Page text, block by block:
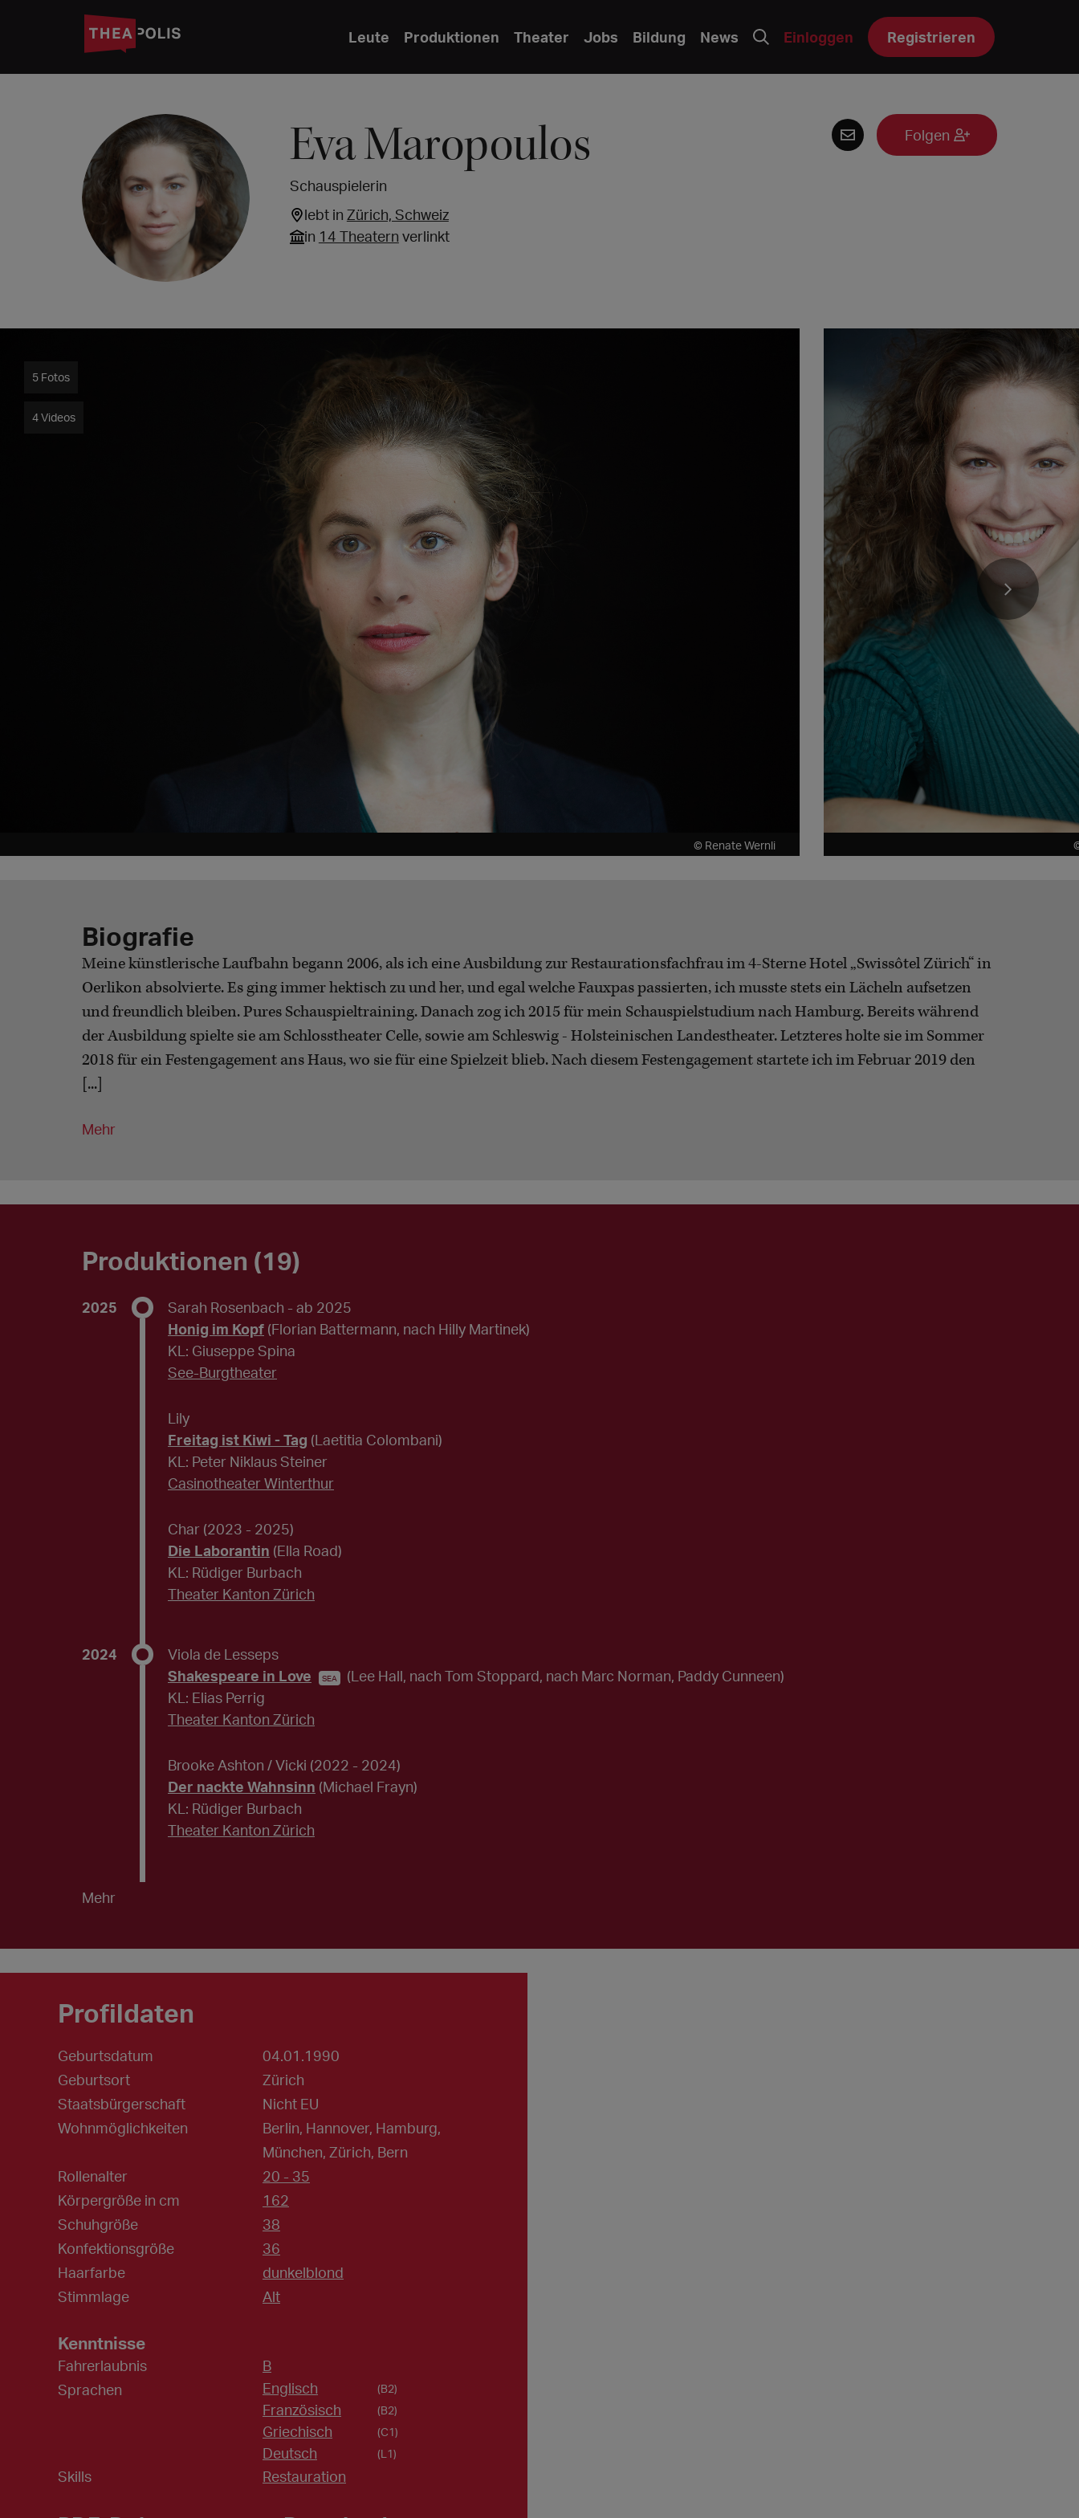
Leute Produktionen Theater Jobs Bildung News Einloggen Registrieren
Eva Maropoulos
Schauspielerin
lebt in Zürich, Schweiz
in 14 Theatern verlinkt
Folgen
5 Fotos
4 Videos
© Renate Wernli
Biografie
Meine künstlerische Laufbahn begann 2006, als ich eine Ausbildung zur Restaurationsfachfrau im 4-Sterne Hotel „Swissôtel Zürich“ in
Oerlikon absolvierte. Es ging immer hektisch zu und her, und egal welche Fauxpas passierten, ich musste stets ein Lächeln aufsetzen
und freundlich bleiben. Pures Schauspieltraining. Danach zog ich 2015 für mein Schauspielstudium nach Hamburg. Bereits während
der Ausbildung spielte sie am Schlosstheater Celle, sowie am Schleswig - Holsteinischen Landestheater. Letzteres holte sie im Sommer
2018 für ein Festengagement ans Haus, wo sie für eine Spielzeit blieb. Nach diesem Festengagement startete ich im Februar 2019 den
[...]
Mehr
Produktionen (19)
2025 Sarah Rosenbach - ab 2025
Honig im Kopf (Florian Battermann, nach Hilly Martinek)
KL: Giuseppe Spina
See-Burgtheater
Lily
Freitag ist Kiwi - Tag (Laetitia Colombani)
KL: Peter Niklaus Steiner
Casinotheater Winterthur
Char (2023 - 2025)
Die Laborantin (Ella Road)
KL: Rüdiger Burbach
Theater Kanton Zürich
2024
Viola de Lesseps
Shakespeare in Love
SEA
(Lee Hall, nach Tom Stoppard, nach Marc Norman, Paddy Cunneen)
KL: Elias Perrig
Theater Kanton Zürich
Brooke Ashton / Vicki (2022 - 2024)
Der nackte Wahnsinn (Michael Frayn)
KL: Rüdiger Burbach
Theater Kanton Zürich
Mehr
Profildaten
Geburtsdatum
04.01.1990
Geburtsort
Zürich
Staatsbürgerschaft
Nicht EU
Wohnmöglichkeiten
Berlin, Hannover, Hamburg,
München, Zürich, Bern
Rollenalter
20 - 35
Körpergröße in cm
162
Schuhgröße
38
Konfektionsgröße
36
Haarfarbe
dunkelblond
Stimmlage
Alt
Kenntnisse
Fahrerlaubnis
B
Sprachen
Englisch (B2)
Französisch (B2)
Griechisch (C1)
Deutsch (L1)
Skills Restauration